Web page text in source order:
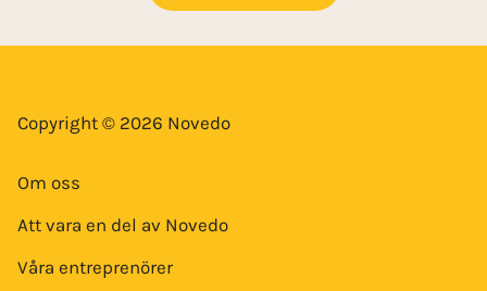
Copyright © 2026 Novedo
Om oss
Att vara en del av Novedo
Våra entreprenörer